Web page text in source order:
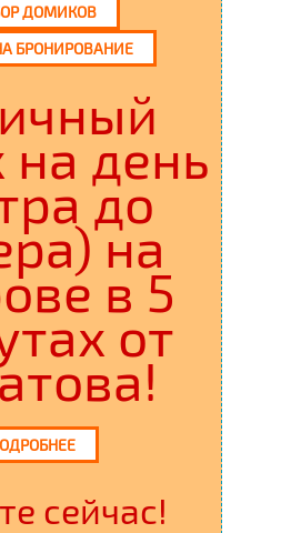
ДОМИКОВ
БРОНИРОВАНИЕ
на день
до
на
в 5
от
сейчас!